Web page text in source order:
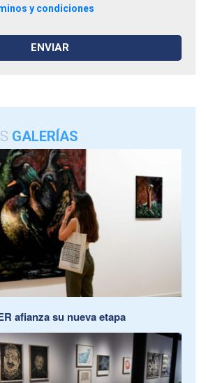
y condiciones
GALERÍAS
afianza su nueva etapa